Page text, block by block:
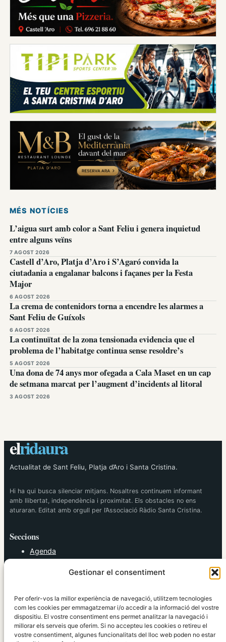
Gestionar el consentiment
Per oferir-vos la millor experiència de navegació, utilitzem tecnologies
com les cookies per emmagatzemar i/o accedir a la informació del vostre
dispositiu. El vostre consentiment ens permet analitzar la navegació i
millorar els serveis que oferim. Si no accepteu les cookies o retireu el
vostre consentiment, algunes funcionalitats del lloc web poden no estar
MÉS NOTÍCIES
L’aigua surt amb color a Sant Feliu i genera inquietud
entre alguns veïns
7 AGOST 2026
Castell d’Aro, Platja d’Aro i S’Agaró convida la
ciutadania a engalanar balcons i façanes per la Festa
Major
6 AGOST 2026
La crema de contenidors torna a encendre les alarmes a
Sant Feliu de Guíxols
6 AGOST 2026
La continuïtat de la zona tensionada evidencia que el
problema de l’habitatge continua sense resoldre’s
5 AGOST 2026
Una dona de 74 anys mor ofegada a Cala Maset en un cap
de setmana marcat per l’augment d’incidents al litoral
3 AGOST 2026
elridaura
Actualitat de Sant Feliu, Platja d’Aro i Santa Cristina.
Hi ha qui busca silenciar mitjans. Nosaltres continuem informant
amb llibertat, independència i proximitat. Els obstacles no ens
aturaran. Editat amb orgull per l’Associació Ràdio Santa Cristina.
Seccions
Agenda
Política
Societat
Tendències